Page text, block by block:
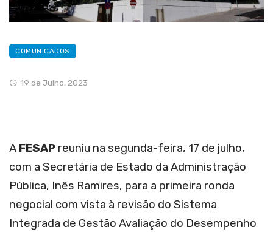
COMUNICADOS
19 de Julho, 2023
A FESAP reuniu na segunda-feira, 17 de julho,
com a Secretária de Estado da Administração
Pública, Inês Ramires, para a primeira ronda
negocial com vista à revisão do Sistema
Integrada de Gestão Avaliação do Desempenho